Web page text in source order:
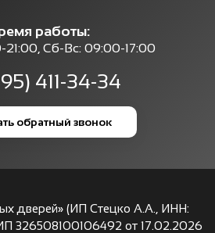
работы:
Сб-Вс: 09:00-17:00
411-34-34
обратный звонок
дверей» (ИП Стецко А.А., ИНН:
326508100106492 от 17.02.2026